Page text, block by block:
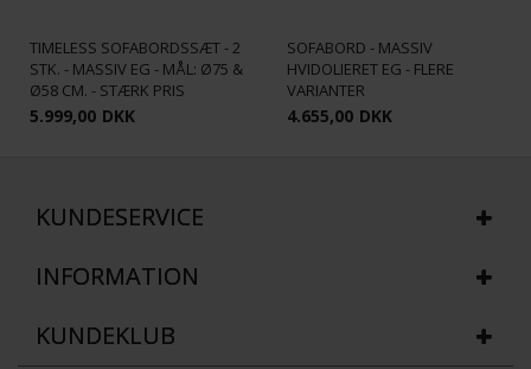
TIMELESS SOFABORDSSÆT - 2
STK. - MASSIV EG - MÅL: Ø75 &
Ø58 CM. - STÆRK PRIS
5.999,00 DKK
SOFABORD - MASSIV
HVIDOLIERET EG - FLERE
VARIANTER
4.655,00 DKK
KUNDESERVICE
INFORMATION
KUNDEKLUB